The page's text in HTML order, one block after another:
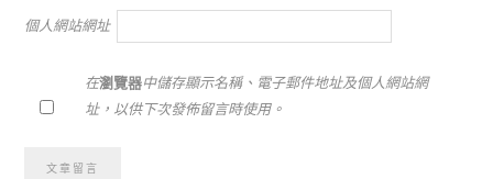
個人網站網址
在瀏覽器中儲存顯示名稱、電子郵件地址及個人網站網
址，以供下次發佈留言時使用。